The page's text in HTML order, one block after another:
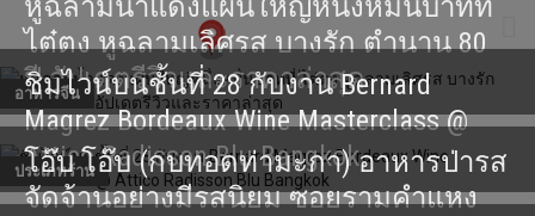
หูฉลามน้ำแดงแผ่นใหญ่หนึ่งหมื่นบาทที่
ไต๋ตง หูฉลามเลิศรส บางรัก ตำนาน 80
ปี อัปเดตรีวิวและราคาล่าสุด
อาหารจีน
ชิมไวน์บนชั้นที่ 28 กับงาน Bernard
Magrez Bordeaux Wine Masterclass @
Attico Radisson Blu Bangkok
ประเภทร้าน
โอ๊บ โอ๊บ (กบทอดท่ามะกา) อาหารป่ารส
จัดจ้านอย่างมีรสนิยม ซอยรามคำแหง